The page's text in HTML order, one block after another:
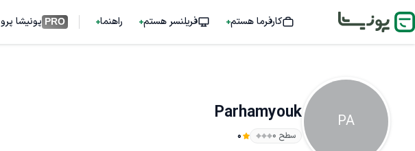
کارفرما هستم فریلنسر هستم راهنما PRO پونیشا پرو
PA
Parhamyouk
سطح ۰ 0